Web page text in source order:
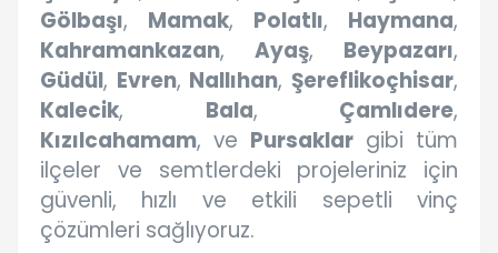
Gölbaşı, Mamak, Polatlı, Haymana,
Kahramankazan, Ayaş, Beypazarı,
Güdül, Evren, Nallıhan, Şereflikoçhisar,
Kalecik, Bala, Çamlıdere,
Kızılcahamam, ve Pursaklar gibi tüm
ilçeler ve semtlerdeki projeleriniz için
güvenli, hızlı ve etkili sepetli vinç
çözümleri sağlıyoruz.